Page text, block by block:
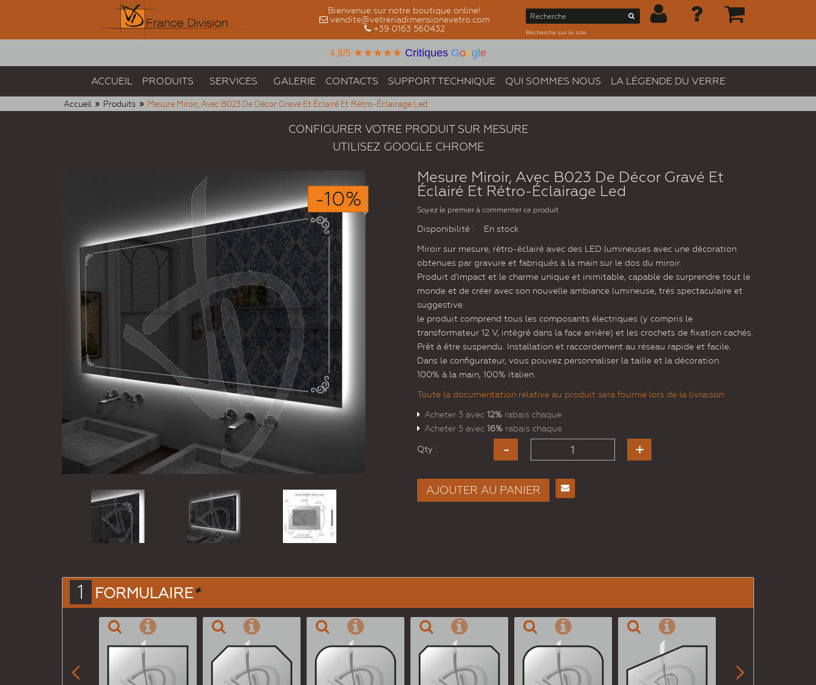
Bienvenue sur notre boutique online!
vendite@vetreriadimensionevetro.com
+39 0163 560432
Recherche sur le site
4,9/5 ★★★★★ Critiques Goog e
ACCUEIL PRODUITS SERVICES GALERIE CONTACTS SUPPORT TECHNIQUE QUI SOMMES NOUS LA LÉGENDE DU VERRE
Accueil Produits Mesure Miroir, Avec B023 De Décor Gravé Et Éclairé Et Rétro-Éclairage Led
CONFIGURER VOTRE PRODUIT SUR MESURE
UTILISEZ GOOGLE CHROME
-10%
Mesure Miroir, Avec B023 De Décor Gravé Et
Éclairé Et Rétro-Éclairage Led
Soyez le premier à commenter ce produit
Disponibilité : En stock
Miroir sur mesure, rétro-éclairé avec des LED lumineuses avec une décoration
obtenues par gravure et fabriqués à la main sur le dos du miroir.
Produit d'impact et le charme unique et inimitable, capable de surprendre tout le
monde et de créer avec son nouvelle ambiance lumineuse, très spectaculaire et
suggestive.
le produit comprend tous les composants électriques (y compris le
transformateur 12 V, intégré dans la face arrière) et les crochets de fixation cachés.
Prêt à être suspendu. Installation et raccordement au réseau rapide et facile.
Dans le configurateur, vous pouvez personnaliser la taille et la décoration.
100% à la main, 100% italien.
Toute la documentation relative au produit sera fournie lors de la livraison
Acheter 3 avec 12% rabais chaque
Acheter 5 avec 16% rabais chaque
Qty :
AJOUTER AU PANIER
1 FORMULAIRE*
 